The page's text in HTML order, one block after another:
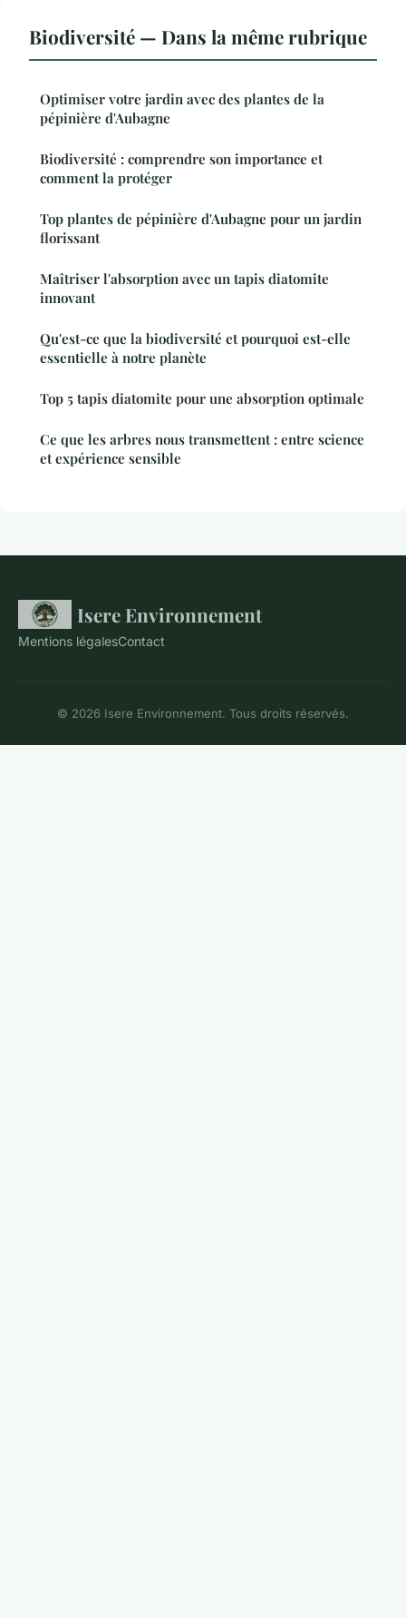
Biodiversité — Dans la même rubrique
Optimiser votre jardin avec des plantes de la
pépinière d'Aubagne
Biodiversité : comprendre son importance et
comment la protéger
Top plantes de pépinière d'Aubagne pour un jardin
florissant
Maîtriser l'absorption avec un tapis diatomite
innovant
Qu'est-ce que la biodiversité et pourquoi est-elle
essentielle à notre planète
Top 5 tapis diatomite pour une absorption optimale
Ce que les arbres nous transmettent : entre science
et expérience sensible
Isere Environnement
Mentions légalesContact
© 2026 Isere Environnement. Tous droits réservés.